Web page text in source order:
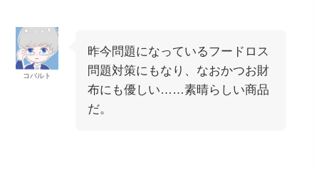
コバルト
昨今問題になっているフードロス
問題対策にもなり、なおかつお財
布にも優しい……素晴らしい商品
だ。